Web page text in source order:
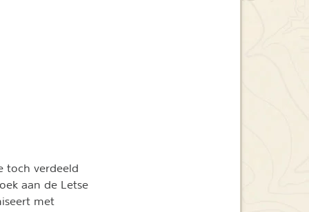
toch verdeeld
aan de Letse
met